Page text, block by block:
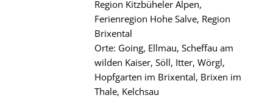
Region Kitzbüheler Alpen,
Ferienregion Hohe Salve, Region
Brixental
Orte: Going, Ellmau, Scheffau am
wilden Kaiser, Söll, Itter, Wörgl,
Hopfgarten im Brixental, Brixen im
Thale, Kelchsau